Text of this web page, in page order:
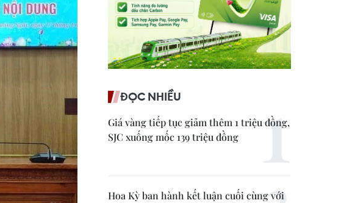
ĐỌC NHIỀU
Giá vàng tiếp tục giảm thêm 1 triệu đồng,
SJC xuống mốc 139 triệu đồng
Hoa Kỳ ban hành kết luận cuối cùng với